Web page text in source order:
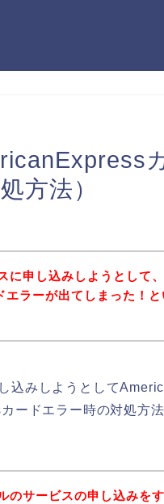
方法）
に申し込みしようとして、
ラーが出てしまった！と
込みしようとして
ードエラー時の対処方
のサービスの申し込みを